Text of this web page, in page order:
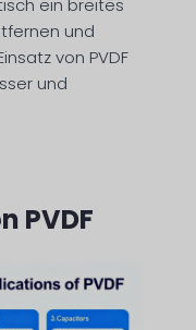
ein breites
und
von PVDF
und
PVDF